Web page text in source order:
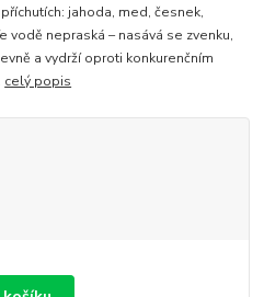
jahoda, med, česnek,
vodě nepraská – nasává se zvenku,
a vydrží oproti konkurenčním
celý popis